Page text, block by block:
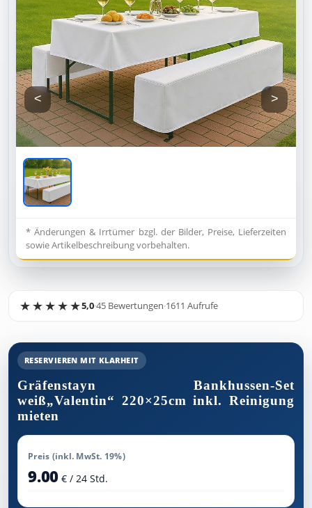
< >
* Änderungen & Irrtümer bzgl. der Bilder, Preise, Lieferzeiten
sowie Artikelbeschreibung vorbehalten.
5,0·45 Bewertungen·1611 Aufrufe
RESERVIEREN MIT KLARHEIT
Gräfenstayn Bankhussen-Set
weiß„Valentin“ 220×25cm inkl. Reinigung
mieten
Preis (inkl. MwSt. 19%)
9.00 € / 24 Std.